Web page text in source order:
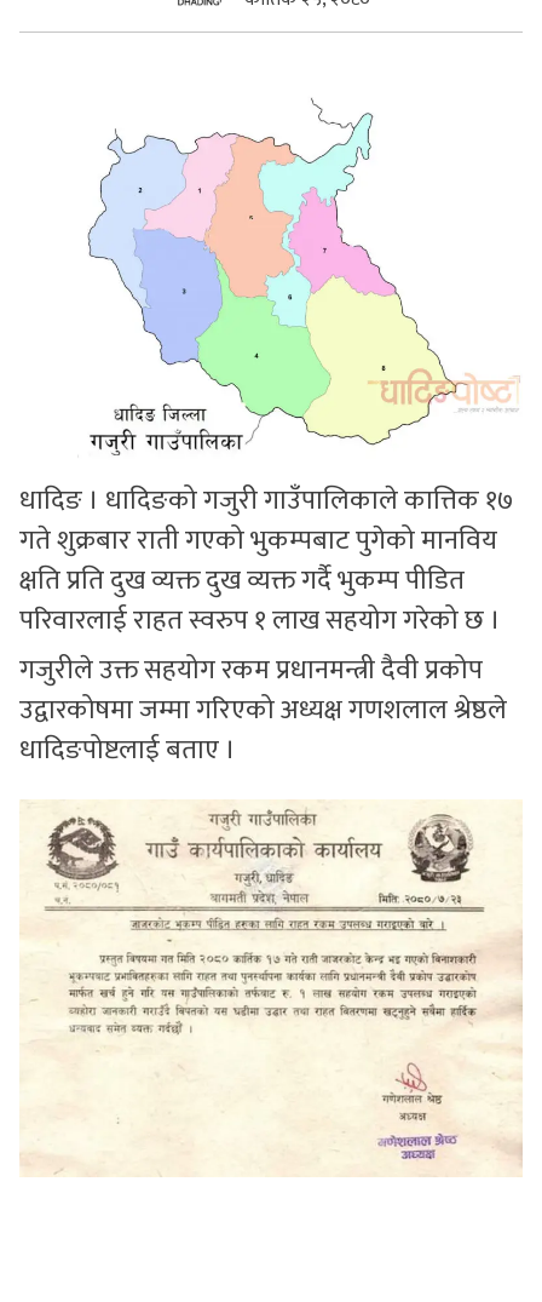
सुचनाहरु
धादिङ । धादिङको गजुरी गाउँपालिकाले कात्तिक १७
गते शुक्रबार राती गएको भुकम्पबाट पुगेको मानविय
क्षति प्रति दुख व्यक्त दुख व्यक्त गर्दै भुकम्प पीडित
परिवारलाई राहत स्वरुप १ लाख सहयोग गरेको छ ।
गजुरीले उक्त सहयोग रकम प्रधानमन्त्री दैवी प्रकोप
उद्वारकोषमा जम्मा गरिएको अध्यक्ष गणशलाल श्रेष्ठले
धादिङपोष्टलाई बताए ।